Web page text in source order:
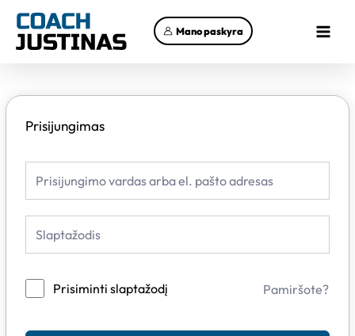
prie
turinio
Mano paskyra
Menu
Prisijungimas
Prisiminti slaptažodį Pamiršote?